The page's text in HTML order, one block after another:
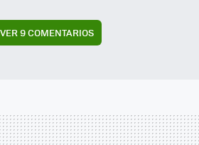
VER 9 COMENTARIOS